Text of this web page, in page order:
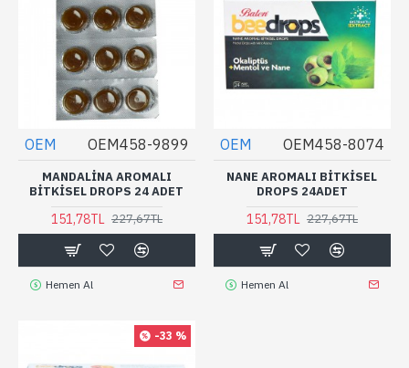
OEM OEM458-9899
MANDALINA AROMALI
BITKISEL DROPS 24 ADET
151,78TL 227,67TL
Hemen Al
OEM OEM458-8074
NANE AROMALI BITKISEL
DROPS 24ADET
151,78TL 227,67TL
Hemen Al
-33 %